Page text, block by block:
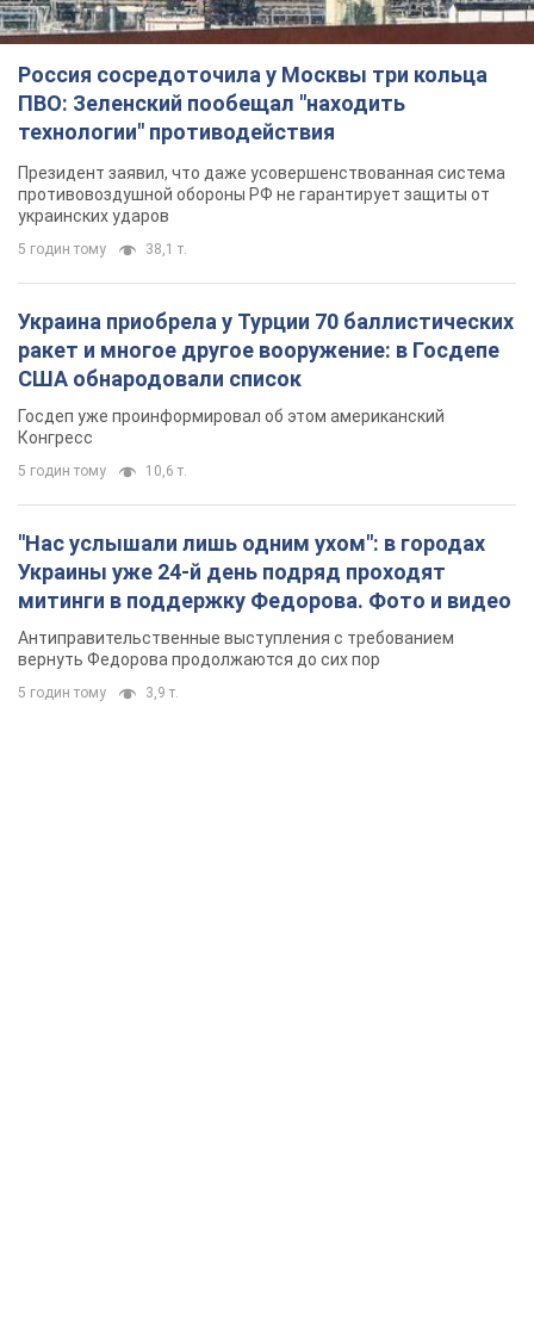
Россия сосредоточила у Москвы три кольца
ПВО: Зеленский пообещал "находить
технологии" противодействия
Президент заявил, что даже усовершенствованная система
противовоздушной обороны РФ не гарантирует защиты от
украинских ударов
5 годин тому 38,1 т.
Украина приобрела у Турции 70 баллистических
ракет и многое другое вооружение: в Госдепе
США обнародовали список
Госдеп уже проинформировал об этом американский
Конгресс
5 годин тому 10,6 т.
"Нас услышали лишь одним ухом": в городах
Украины уже 24-й день подряд проходят
митинги в поддержку Федорова. Фото и видео
Антиправительственные выступления с требованием
вернуть Федорова продолжаются до сих пор
5 годин тому 3,9 т.